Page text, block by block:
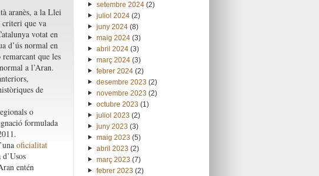
aranès, a la Llei
criteri que va
votat en
d’ús normal en
que les
a l’Aran.
de
o
formulada
oficialitat
entén
setembre 2024(2)
juliol 2024(2)
juny 2024(8)
maig 2024(3)
abril 2024(3)
març 2024(3)
febrer 2024(2)
desembre 2023 (2)
novembre 2023 (2)
octubre 2023 (1)
juliol 2023 (2)
juny 2023 (3)
maig 2023 (5)
abril 2023 (2)
març 2023 (7)
febrer 2023 (2)